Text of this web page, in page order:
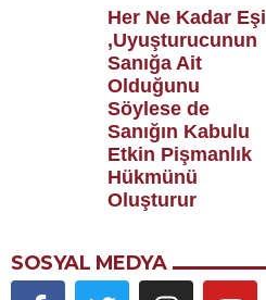
Her Ne Kadar Eşi
,Uyuşturucunun
Sanığa Ait
Olduğunu
Söylese de
Sanığın Kabulu
Etkin Pişmanlık
Hükmünü
Oluşturur
SOSYAL MEDYA